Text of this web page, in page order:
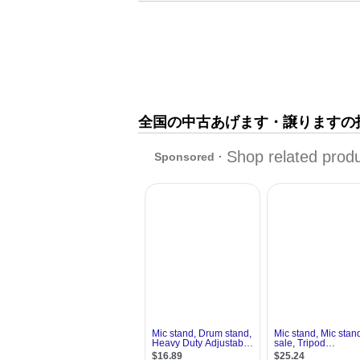
全国の中古あげます・譲りますの